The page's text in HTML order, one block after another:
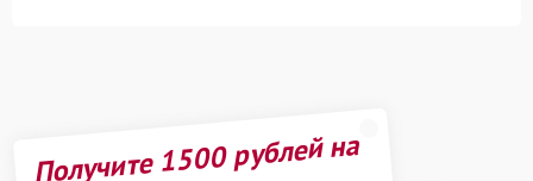
Получите 1500 рублей на